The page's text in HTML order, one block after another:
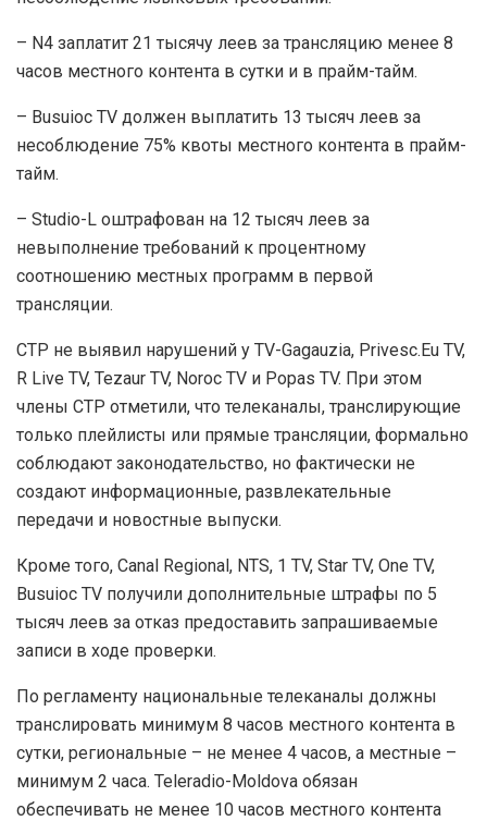
– N4 заплатит 21 тысячу леев за трансляцию менее 8
часов местного контента в сутки и в прайм-тайм.
– Busuioc TV должен выплатить 13 тысяч леев за
несоблюдение 75% квоты местного контента в прайм-
тайм.
– Studio-L оштрафован на 12 тысяч леев за
невыполнение требований к процентному
соотношению местных программ в первой
трансляции.
СТР не выявил нарушений у TV-Gagauzia, Privesc.Eu TV,
R Live TV, Tezaur TV, Noroc TV и Popas TV. При этом
члены СТР отметили, что телеканалы, транслирующие
только плейлисты или прямые трансляции, формально
соблюдают законодательство, но фактически не
создают информационные, развлекательные
передачи и новостные выпуски.
Кроме того, Canal Regional, NTS, 1 TV, Star TV, One TV,
Busuioc TV получили дополнительные штрафы по 5
тысяч леев за отказ предоставить запрашиваемые
записи в ходе проверки.
По регламенту национальные телеканалы должны
транслировать минимум 8 часов местного контента в
сутки, региональные – не менее 4 часов, а местные –
минимум 2 часа. Teleradio-Moldova обязан
обеспечивать не менее 10 часов местного контента